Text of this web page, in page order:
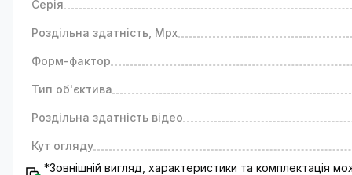
IP камера зовнішнього спостереження має
низька температура не вплине на роботу камери.
IP камера 4MP POE GreenVision обладнана
Вулична IP
Серія
Роздільна здатність, Mpx
Форм-фактор
Тип об'єктива
Роздільна здатність відео
Кут огляду
*Зовнішній вигляд, характеристики та комплектація